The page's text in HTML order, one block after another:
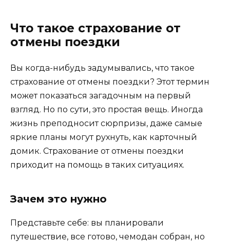
Что такое страхование от
отмены поездки
Вы когда-нибудь задумывались, что такое
страхование от отмены поездки? Этот термин
может показаться загадочным на первый
взгляд. Но по сути, это простая вещь. Иногда
жизнь преподносит сюрпризы, даже самые
яркие планы могут рухнуть, как карточный
домик. Страхование от отмены поездки
приходит на помощь в таких ситуациях.
Зачем это нужно
Представьте себе: вы планировали
путешествие, все готово, чемодан собран, но